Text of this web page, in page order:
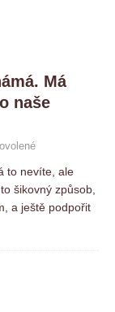
Má
naše
to nevíte, ale
šikovný způsob,
a ještě podpořit